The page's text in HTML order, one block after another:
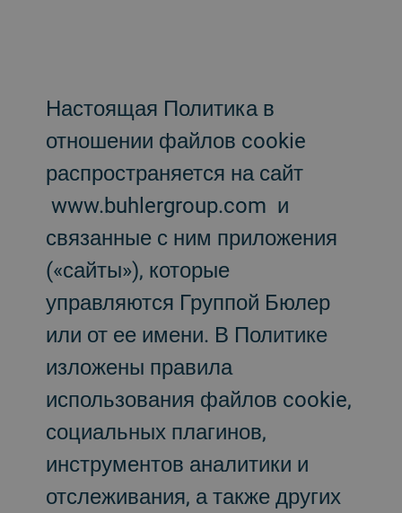
Настоящая Политика в
отношении файлов cookie
распространяется на сайт
www.buhlergroup.com и
связанные с ним приложения
(«сайты»), которые
управляются Группой Бюлер
или от ее имени. В Политике
изложены правила
использования файлов cookie,
социальных плагинов,
инструментов аналитики и
отслеживания, а также других